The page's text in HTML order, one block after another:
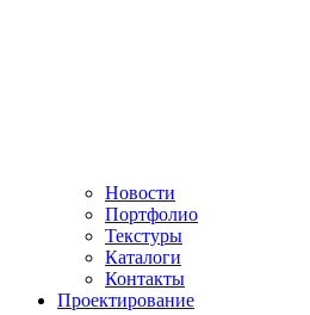
Новости
Портфолио
Текстуры
Каталоги
Контакты
Проектирование